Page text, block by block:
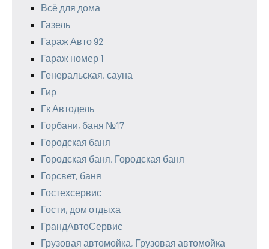
Всё для дома
Газель
Гараж Авто 92
Гараж номер 1
Генеральская, сауна
Гир
Гк Автодель
Горбани, баня №17
Городская баня
Городская баня, Городская баня
Горсвет, баня
Гостехсервис
Гости, дом отдыха
ГрандАвтоСервис
Грузовая автомойка, Грузовая автомойка